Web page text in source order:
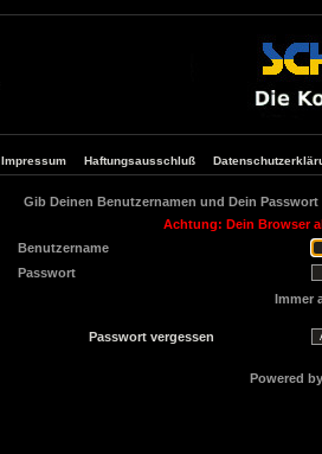
Impressum Haftungsausschluß
Gib Deinen Benutzernamen und Dein
Achtung: Dein Browser
Benutzername
Passwort
Immer
Passwort vergessen
Powered